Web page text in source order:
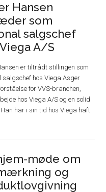
Hansen
som
salgschef
A/S
er tiltrådt stillingen som
salgschef hos Viega Asger
for VVS-branchen,
hos Viega A/S og en solid
har i sin tid hos Viega haft
møde om
og